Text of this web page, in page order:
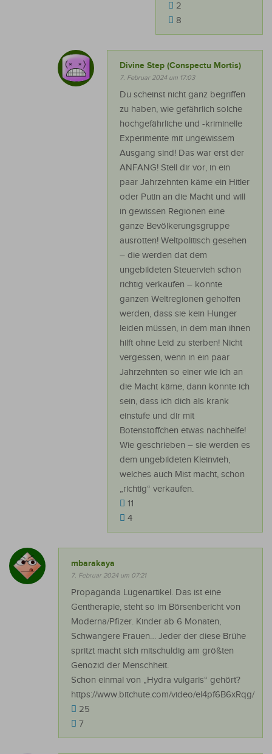
2
8
Divine Step (Conspectu Mortis)
7. Februar 2024 um 17:03
Du scheinst nicht ganz begriffen
zu haben, wie gefährlich solche
hochgefährliche und -kriminelle
Experimente mit ungewissem
Ausgang sind! Das war erst der
ANFANG! Stell dir vor, in ein
paar Jahrzehnten käme ein Hitler
oder Putin an die Macht und will
in gewissen Regionen eine
ganze Bevölkerungsgruppe
ausrotten! Weltpolitisch gesehen
– die werden dat dem
ungebildeten Steuervieh schon
richtig verkaufen – könnte
ganzen Weltregionen geholfen
werden, dass sie kein Hunger
leiden müssen, in dem man ihnen
hilft ohne Leid zu sterben! Nicht
vergessen, wenn in ein paar
Jahrzehnten so einer wie ich an
die Macht käme, dann könnte ich
sein, dass ich dich als krank
einstufe und dir mit
Botenstöffchen etwas nachhelfe!
Wie geschrieben – sie werden es
dem ungebildeten Kleinvieh,
welches auch Mist macht, schon
„richtig“ verkaufen.
11
4
mbarakaya
7. Februar 2024 um 07:21
Propaganda Lügenartikel. Das ist eine
Gentherapie, steht so im Börsenbericht von
Moderna/Pfizer. Kinder ab 6 Monaten,
Schwangere Frauen… Jeder der diese Brühe
spritzt macht sich mitschuldig am größten
Genozid der Menschheit.
Schon einmal von „Hydra vulgaris“ gehört?
https://www.bitchute.com/video/el4pf6B6xRqg/
25
7